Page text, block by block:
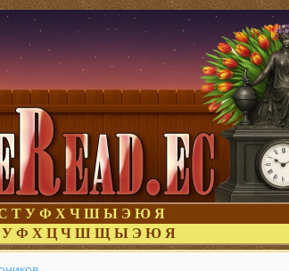
Т У Ф Х Ч Ш Ы Э Ю Я
У Ф Х Ц Ч Ш Щ Ы Э Ю Я